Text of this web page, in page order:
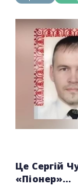
Це Сергій
«Піонер»…